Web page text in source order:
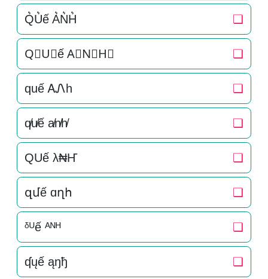
Q͛U͛ế A͛N͛H͛ ❏
Q⃒U⃒ế A⃒N⃒H⃒ ❏
quế ᎪᏁh ❏
q̸u̸ế a̸n̸h̸ ❏
QUế λ₦Ҥ ❏
զմế ɑղհ ❏
ᵟᵁế ᴬᴺᴴ ❏
ʠųế ąŋђ ❏